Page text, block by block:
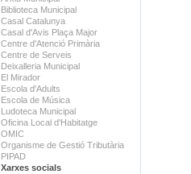
Biblioteca Municipal
Casal Catalunya
Casal d'Avis Plaça Major
Centre d'Atenció Primària
Centre de Serveis
Deixalleria Municipal
El Mirador
Escola d'Adults
Escola de Música
Ludoteca Municipal
Oficina Local d'Habitatge
OMIC
Organisme de Gestió Tributària
PIPAD
Xarxes socials